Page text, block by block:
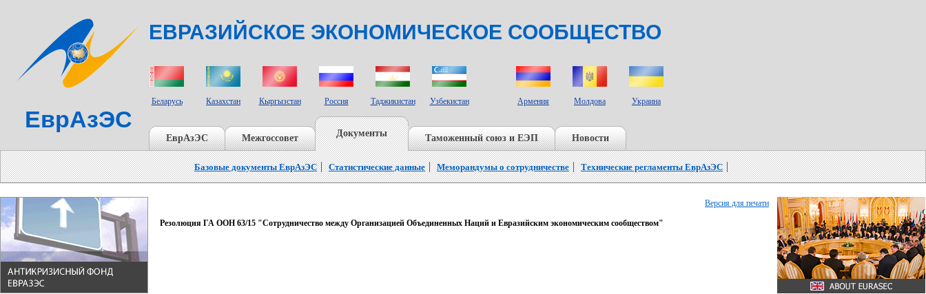
ЕВРАЗИЙСКОЕ ЭКОНОМИЧЕСКОЕ СООБЩЕСТВО
ЕврАзЭС
Беларусь Казахстан Кыргызстан Россия Таджикистан Узбекистан Армения Молдова Украина
ЕврАзЭС Межгоссовет Документы Таможенный союз и ЕЭП Новости
Базовые документы ЕврАзЭС Статистические данные Меморандумы о сотрудничестве Технические регламенты ЕврАзЭС
Версия для печати
Резолюция ГА ООН 63/15 "Сотрудничество между Организацией Объединенных Наций и Евразийским экономическим сообществом"